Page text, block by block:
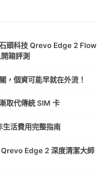
頭科技 Qrevo Edge 2 Flow
箱評測
，個資可能早就在外流！
取代傳統 SIM 卡
活費用完整指南
Edge 2 深度清潔大師